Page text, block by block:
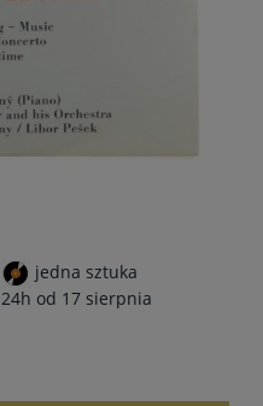
jedna sztuka
24h od 17 sierpnia